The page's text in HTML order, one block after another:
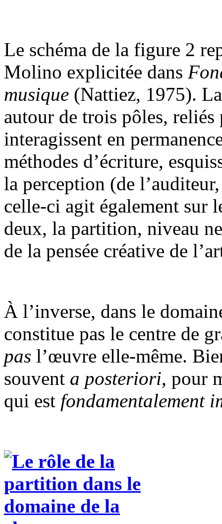
Le schéma de la figure 2
Molino explicitée dans
musique (Nattiez, 1975).
autour de trois pôles,
interagissent en
méthodes d’écriture,
la perception (de
celle-ci agit également sur
deux, la partition, niveau
de la pensée créative de
À l’inverse, dans le
constitue pas le centre de
pas l’œuvre elle-même.
souvent a posteriori, pour
qui est fondamentalement